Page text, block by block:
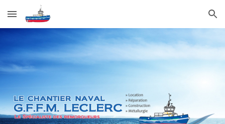
Skip to main content Skip to navigation